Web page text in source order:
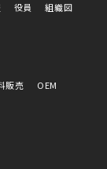
役員
組織図
販売
OEM